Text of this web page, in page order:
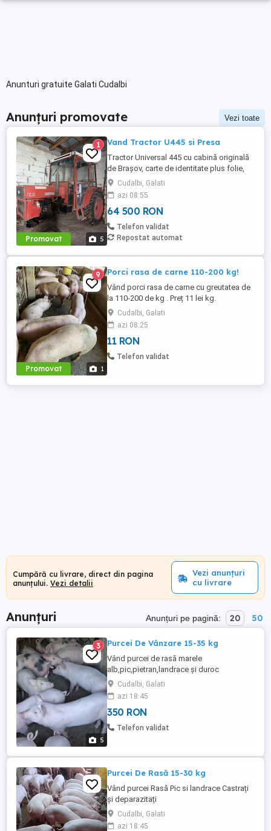
Anunturi gratuite Galati Cudalbi
Anunțuri promovate Vezi toate
Promovat 5
1 Vand Tractor U445 si Presa
Tractor Universal 445 cu cabină originală
de Brașov, carte de identitate plus folie,
motor în trei pistoane si compresor. An
fabricație 2002 Două manete distanță
mare la cutie, ambreiaj la mână pe priză,
servodirecție originală punte pătrată.
Cauciucuri pe spate noi, cauciucuri pe față
80%. Tractorul ...
Cudalbi, Galati
azi 08:55
64 500 RON
Telefon validat
Repostat automat
Promovat 1
9 Porci rasa de carne 110-200 kg!
Vând porci rasa de carne cu greutatea de
la 110-200 de kg . Preț 11 lei kg.
Cudalbi, Galati
azi 08:25
11 RON
Telefon validat
Cumpără cu livrare, direct din pagina
anunțului. Vezi detalii
Vezi anunțuri
cu livrare
Anunțuri Anunțuri pe pagină: 20 50
5
3 Purcei De Vânzare 15-35 kg
Vând purcei de rasă marele
alb,pic,pietran,landrace și duroc
Cudalbi, Galati
azi 18:45
350 RON
Telefon validat
Purcei De Rasă 15-30 kg
Vând purcei Rasă Pic si landrace Castrați
și deparazitați
Cudalbi, Galati
azi 18:45